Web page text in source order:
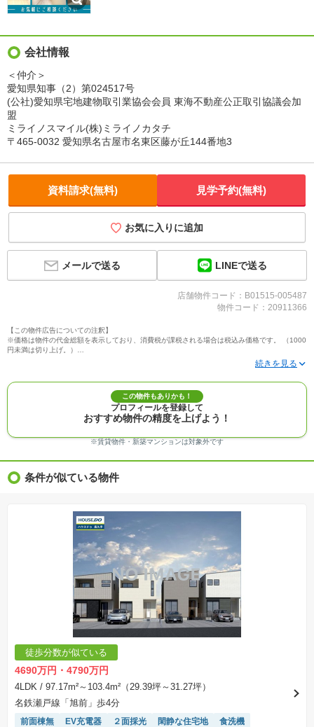
会社情報
＜仲介＞
愛知県知事（2）第024517号
(公社)愛知県宅地建物取引業協会会員 東海不動産公正取引協議会加
盟
ミライノスマイル(株)ミライノカタチ
〒465-0032 愛知県名古屋市名東区藤が丘144番地3
資料請求(無料) 見学予約(無料)
お気に入りに追加
メールで送る LINEで送る
店舗物件コード：B01515-005487
物件コード：20911366
【この物件広告についての注釈】
※価格は物件の代金総額を表示しており、消費税が課税される場合は税込み価格です。 （1000
円未満は切り上げ。）
※写真に写っている、またはパース（絵）や間取り図に描かれている家具や車などは、特にコ
※建築条件付き土地価格には、建物価格は含まれません。
※物件情報は、原則として情報提供日の２日前に最終確認した情報です。
※完成予想図はいずれも外構、植栽、外観等実際のものとは多少異なることがあります。
※モデルルーム・モデルハウス・展示場・ショールームの画像の場合、今回販売の物件と異な
※ＣＧ合成の画像の場合、実際とは多少異なる場合があります。
※物件特徴：販売戸数が複数の物件は、全ての住戸に該当しない項目もあります。
※価格更新：物件価格が変更された日から１週間表示されます。
※建築条件土地の情報内に掲載されている、建物プラン例は、土地購入者の設計プランの参考
の一例であって、プランの採用可否は任意です。
※土地（建築条件なし）で「建物プラン例」が表記してある時、そのプラン例は特定の建築請
負会社によるもので、当該建築請負会社以外で建てた場合、同様のものが同価格で建てられる
とは限りません。また建築請負会社を特定するものではありません。
※建築条件付き土地とは、その土地に建築する建物の建築請負契約が、一定期間内に成立する
ことを条件として売買される土地のことをいいます。建築請負契約成立に向けて設計プランを
協議するため、土地購入者が自己の希望する建物の設計協議をするために必要な相当の期間の
交渉期間が設定され、その期間内で希望を満たすプランが実現できたかどうかにより結論を出
します。なお、この期間は概ね3ヶ月程度とされています。納得のいくプランが出来ず、建築請
負契約が成立しない場合、土地売買契約は白紙に戻り、土地契約にかかった代金（土地代金、
手付金など）は名目のいかんに関わらず、全て返却されます。
※「本体価格」とは、課税対象物件においては「消費税を除いた建物価格」と「土地価格」の
合計額を指します。
表示されておりません。
※取引にかかる費用：物件の契約手続き、決済、引き渡し時にかかる費用を表示しています。
不動産会社によって表記有無が異なるため、ご自身で十分な確認をしていただくようにお願い
いたします。
場合があります。
この物件もありかも！
プロフィールを登録して
おすすめ物件の精度を上げよう！
※賃貸物件・新築マンションは対象外です
条件が似ている物件
徒歩分数が似ている
4690万円・4790万円
4LDK / 97.17m²～103.4m²（29.39坪～31.27坪）
名鉄瀬戸線「旭前」歩4分
前面棟無 EV充電器 ２面採光 閑静な住宅地
食洗機